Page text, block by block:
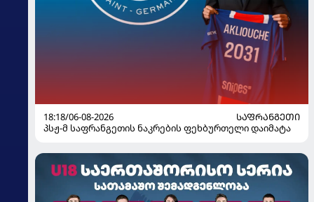
18:18/06-08-2026
ᲡᲐᲤᲠᲐᲜᲒᲔᲗᲘ
პსჟ-მ საფრანგეთის ნაკრების ფეხბურთელი დაიმატა